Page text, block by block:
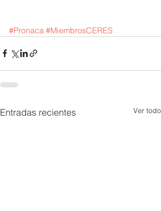
#Pronaca #MiembrosCERES
Entradas recientes Ver todo